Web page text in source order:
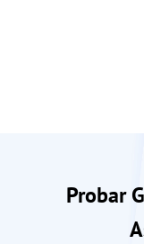
Probar